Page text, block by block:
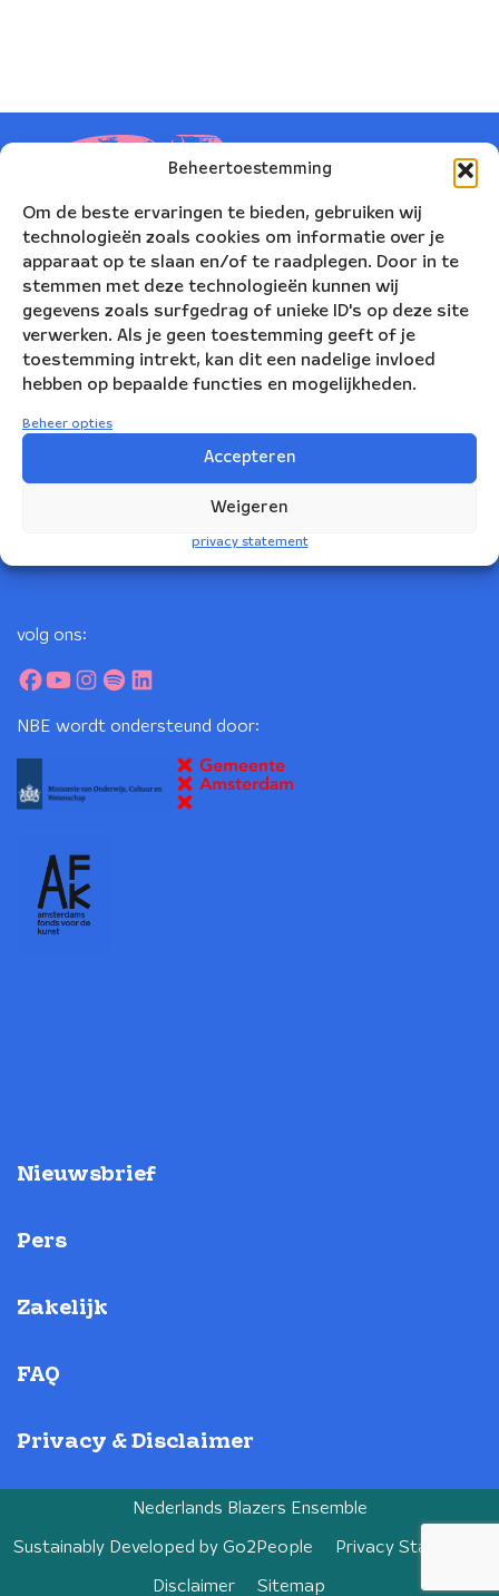
Beheertoestemming
Om de beste ervaringen te bieden, gebruiken wij
technologieën zoals cookies om informatie over je
apparaat op te slaan en/of te raadplegen. Door in te
stemmen met deze technologieën kunnen wij
gegevens zoals surfgedrag of unieke ID's op deze site
verwerken. Als je geen toestemming geeft of je
toestemming intrekt, kan dit een nadelige invloed
hebben op bepaalde functies en mogelijkheden.
Beheer opties
Accepteren
Weigeren
privacy statement
Korte Leidsedwarsstraat 12
volg ons:
NBE wordt ondersteund door:
Nieuwsbrief
Pers
Zakelijk
FAQ
Privacy & Disclaimer
Nederlands Blazers Ensemble
Sustainably Developed by Go2People Privacy Statement
Disclaimer Sitemap